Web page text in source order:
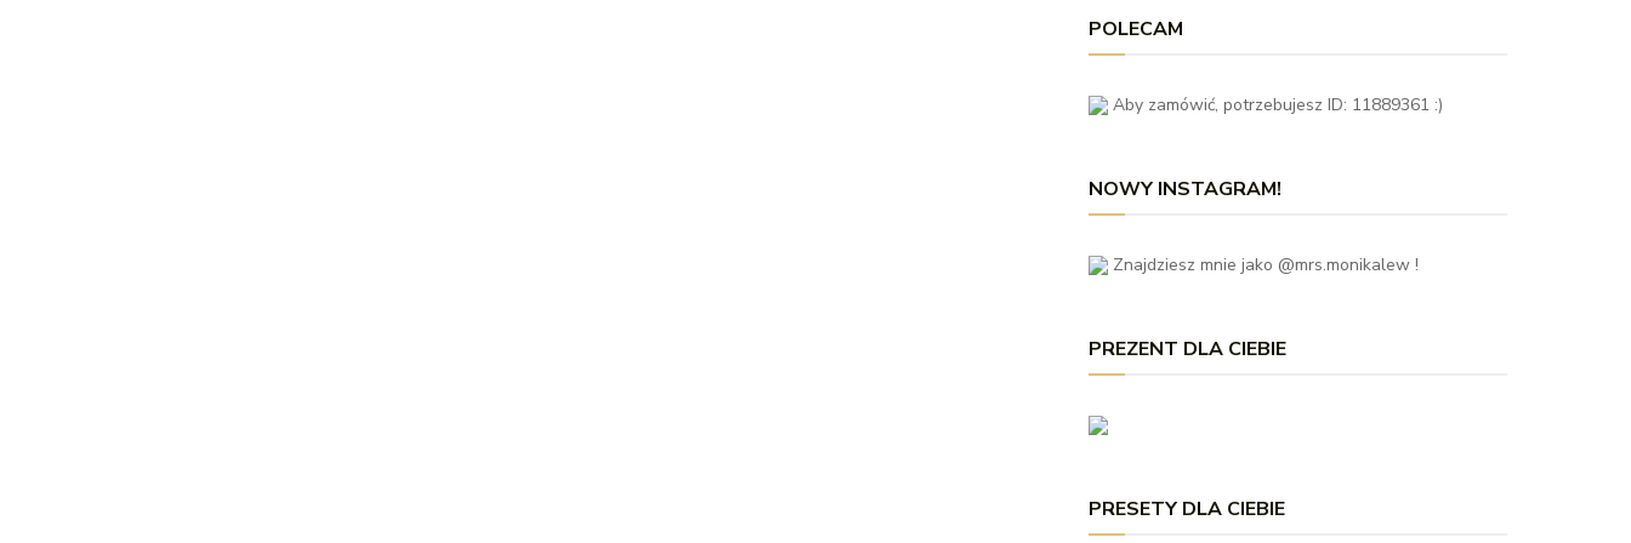
POLECAM
Aby zamówić, potrzebujesz ID: 11889361 :)
NOWY INSTAGRAM!
Znajdziesz mnie jako @mrs.monikalew !
PREZENT DLA CIEBIE
PRESETY DLA CIEBIE